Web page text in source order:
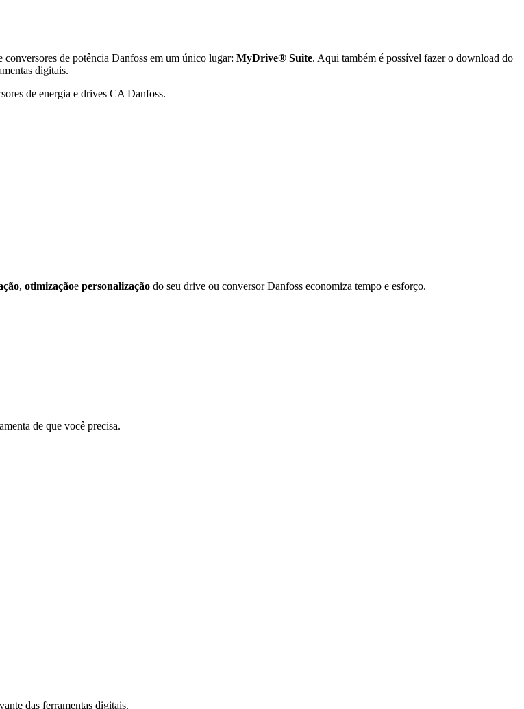
conversores de potência Danfoss em um único lugar: MyDrive® Suite. Aqui também é possível fazer o download do
digitais.
de energia e drives CA Danfoss.
, otimizaçãoe personalização do seu drive ou conversor Danfoss economiza tempo e esforço.
de que você precisa.
das ferramentas digitais.